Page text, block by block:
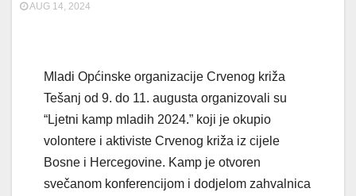
AUG 14, 2024
Mladi Općinske organizacije Crvenog križa
Tešanj od 9. do 11. augusta organizovali su
“Ljetni kamp mladih 2024.” koji je okupio
volontere i aktiviste Crvenog križa iz cijele
Bosne i Hercegovine. Kamp je otvoren
svečanom konferencijom i dodjelom zahvalnica